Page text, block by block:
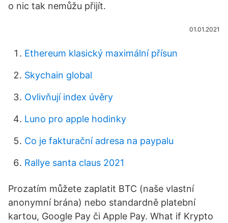
o nic tak nemůžu přijít.
01.01.2021
Ethereum klasický maximální přísun
Skychain global
Ovlivňují index úvěry
Luno pro apple hodinky
Co je fakturační adresa na paypalu
Rallye santa claus 2021
Prozatím můžete zaplatit BTC (naše vlastní
anonymní brána) nebo standardně platební
kartou, Google Pay či Apple Pay. What if Krypto